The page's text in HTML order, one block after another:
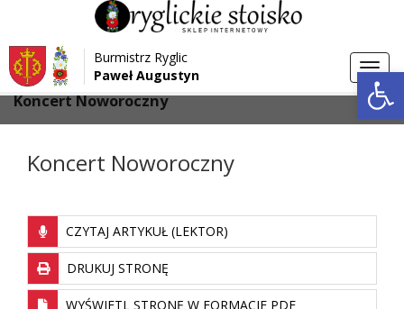
Przejdź do menu
Przejdź do głównej treści strony
Przejdź do stopki strony
Burmistrz Ryglic
Paweł Augustyn
Strona główna > Aktualności
Koncert Noworoczny
Koncert Noworoczny
CZYTAJ ARTYKUŁ (LEKTOR)
DRUKUJ STRONĘ
WYŚWIETL STRONĘ W FORMACIE PDF